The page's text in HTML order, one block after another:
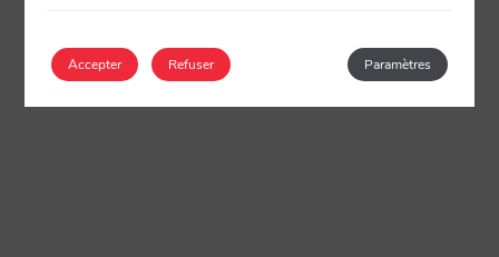
Accepter Paramètres
Refuser